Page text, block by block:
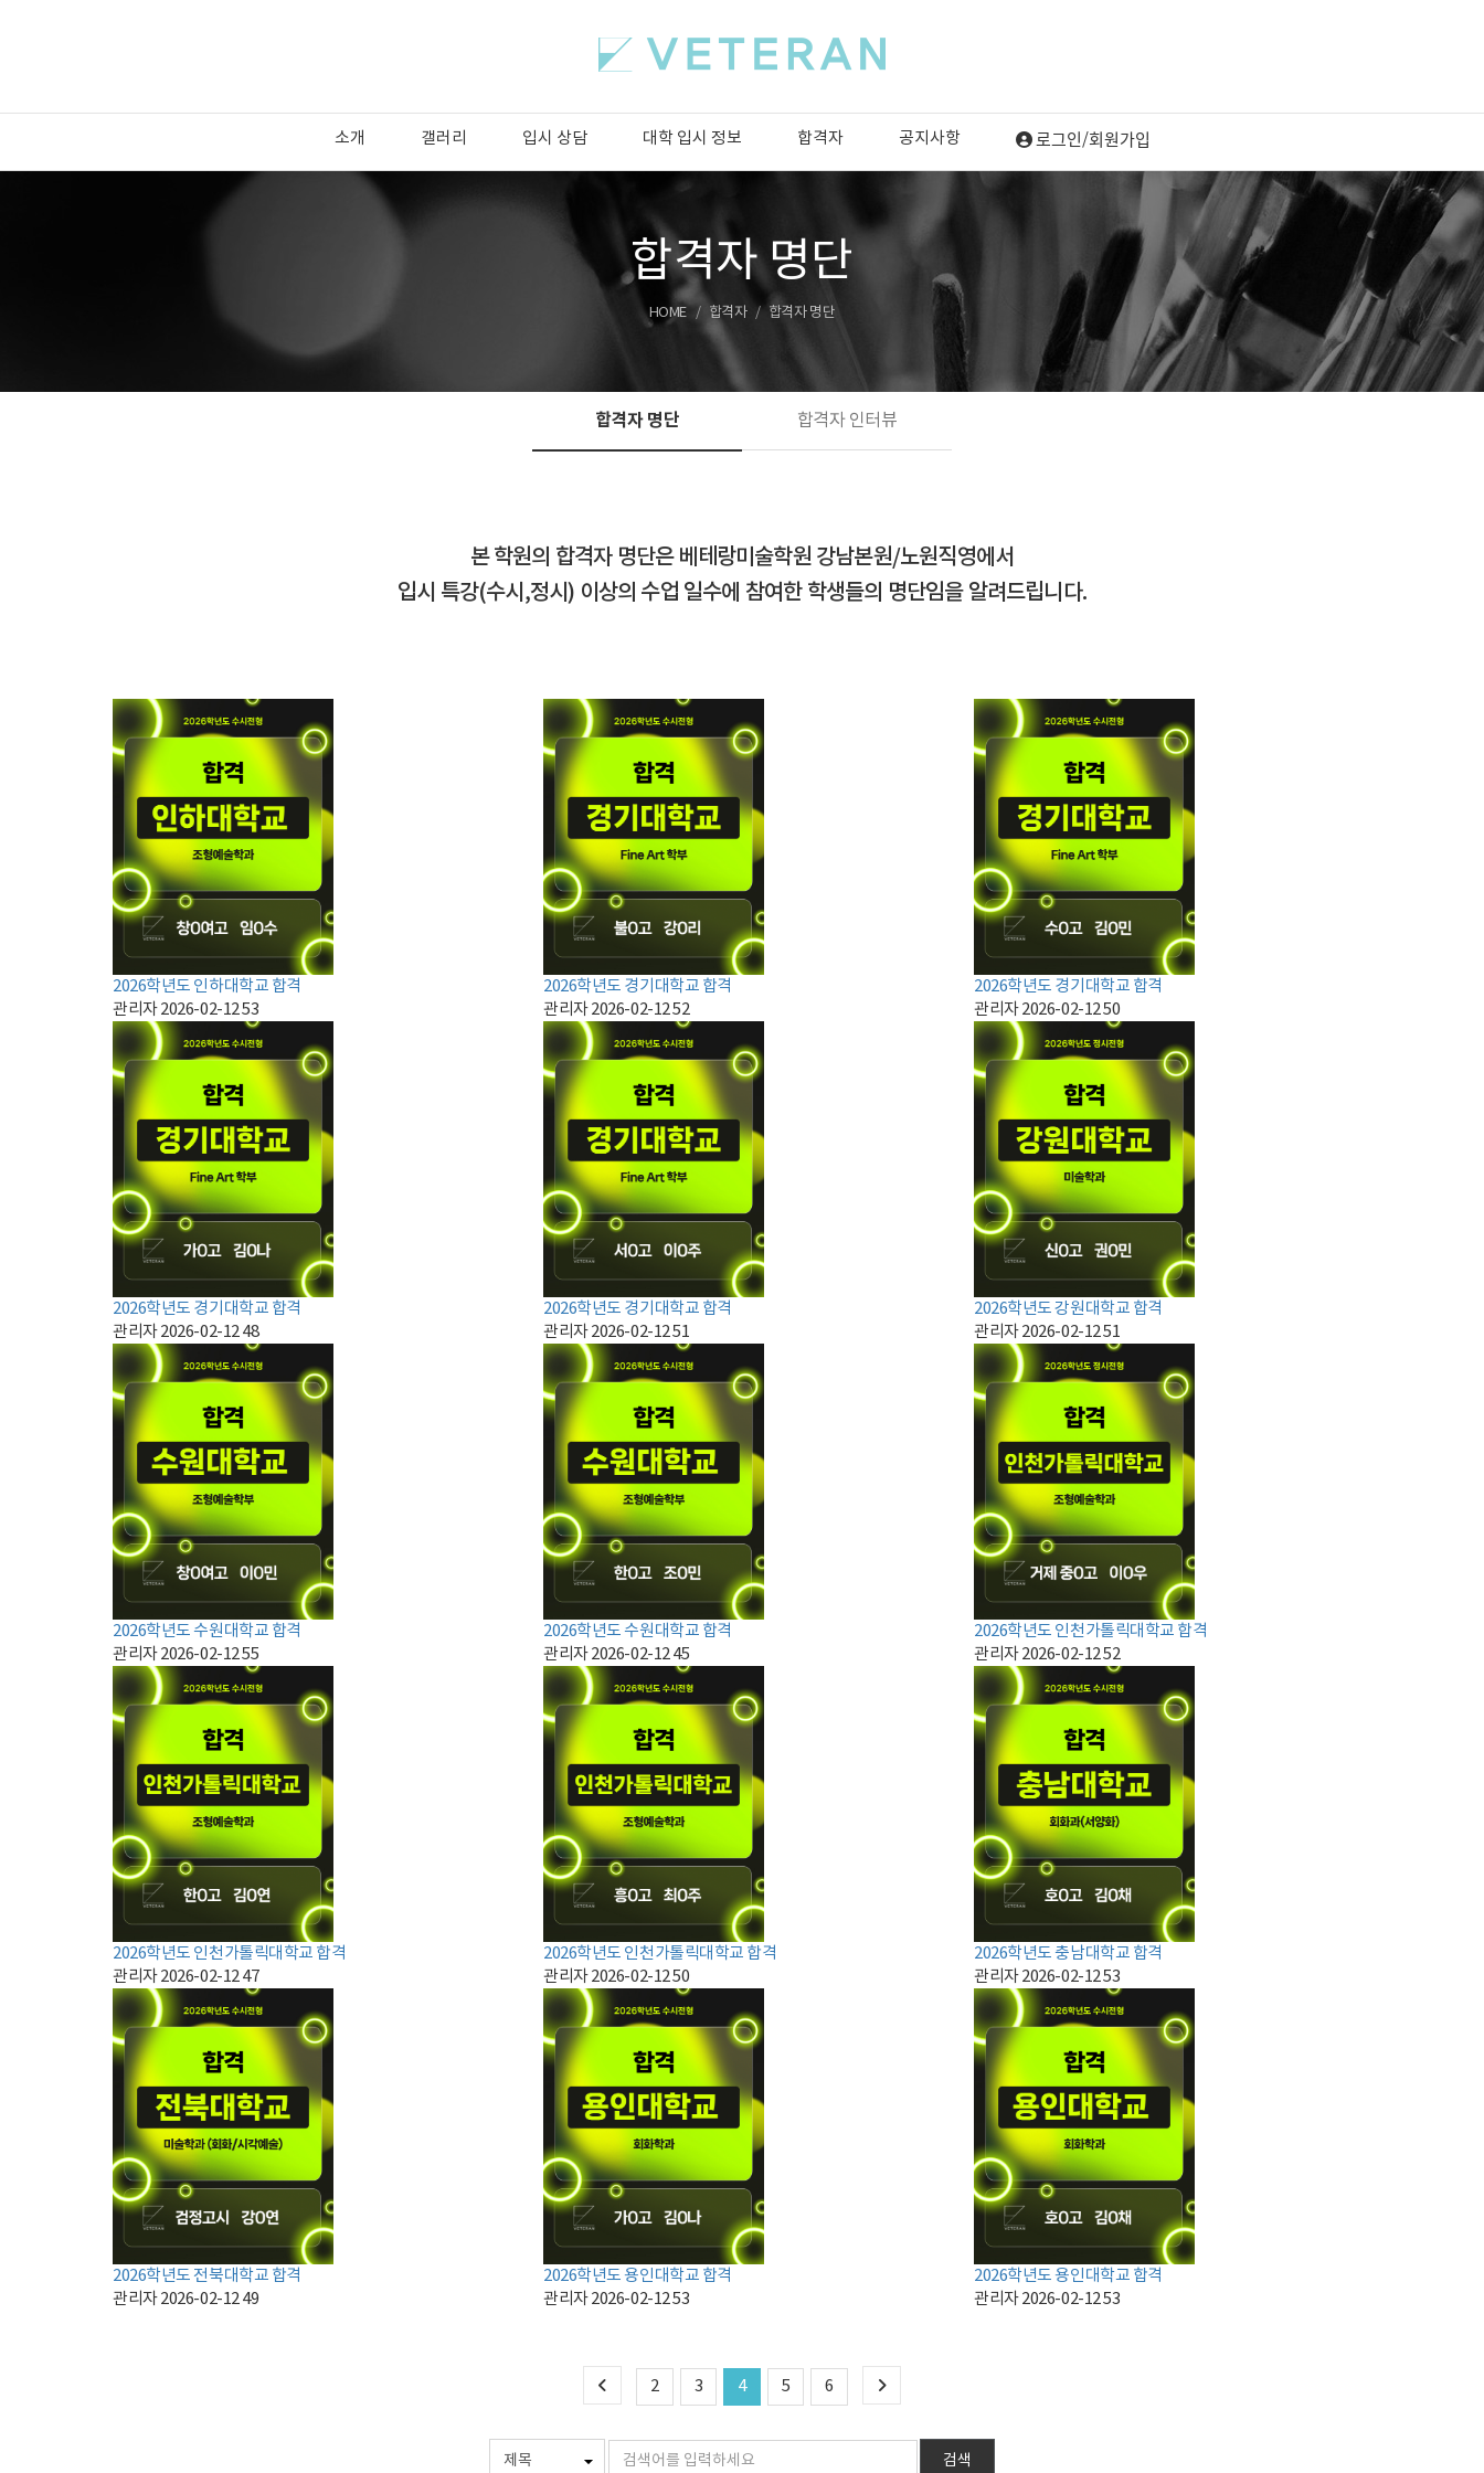
소개 갤러리 입시 상담 대학 입시 정보 합격자 공지사항
합격자 명단
HOME 합격자 합격자 명단
합격자 명단 합격자 인터뷰
본 학원의 합격자 명단은 베테랑미술학원 강남본원/노원직영에서
입시 특강(수시,정시) 이상의 수업 일수에 참여한 학생들의 명단임을 알려드립니다.
2026학년도 인하대학교 합격
관리자2026-02-1253
2026학년도 경기대학교 합격
관리자2026-02-1252
2026학년도 경기대학교 합격
관리자2026-02-1250
2026학년도 경기대학교 합격
관리자2026-02-1248
2026학년도 경기대학교 합격
관리자2026-02-1251
2026학년도 강원대학교 합격
관리자2026-02-1251
2026학년도 수원대학교 합격
관리자2026-02-1255
2026학년도 수원대학교 합격
관리자2026-02-1245
2026학년도 인천가톨릭대학교 합격
관리자2026-02-1252
2026학년도 인천가톨릭대학교 합격
관리자2026-02-1247
2026학년도 인천가톨릭대학교 합격
관리자2026-02-1250
2026학년도 충남대학교 합격
관리자2026-02-1253
2026학년도 전북대학교 합격
관리자2026-02-1249
2026학년도 용인대학교 합격
관리자2026-02-1253
2026학년도 용인대학교 합격
관리자2026-02-1253
2 3 4 5 6
검색